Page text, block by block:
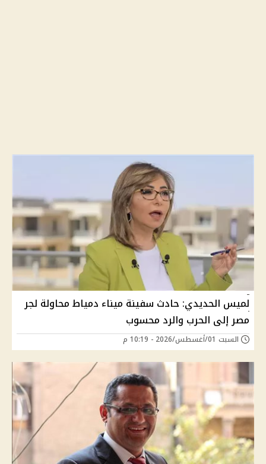
لميس الحديدي: حادث سفينة ميناء دمياط محاولة لجر
مصر إلى الحرب والرد محسوب
السبت 01/أغسطس/2026 - 10:19 م